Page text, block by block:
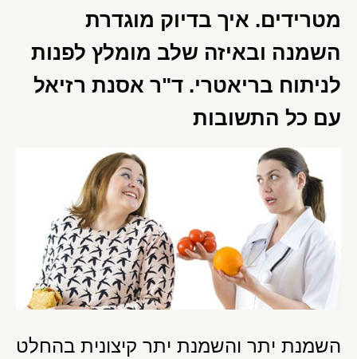
מטרידים. איך בדיוק מוגדרת
השמנה ובאיזה שלב מומלץ לפנות
לניתוח בריאטרי. ד"ר אסנת רזיאל
עם כל התשובות
השמנת יתר והשמנת יתר קיצונית בהחלט